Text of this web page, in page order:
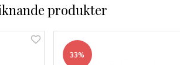
produkter
33%